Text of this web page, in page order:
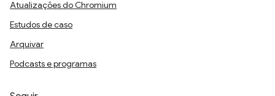
Atualizações do Chromium
Estudos de caso
Arquivar
Podcasts e programas